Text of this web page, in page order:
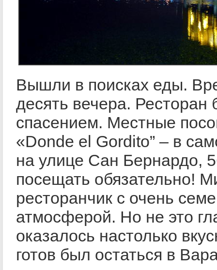
Вышли в поисках еды.
десять вечера.
спасением. Местные
«Donde el Gordito” – в
на улице Сан Бернардо,
посещать обязательно!
ресторанчик с очень
атмосферой. Но не это
оказалось настолько
готов был остаться в